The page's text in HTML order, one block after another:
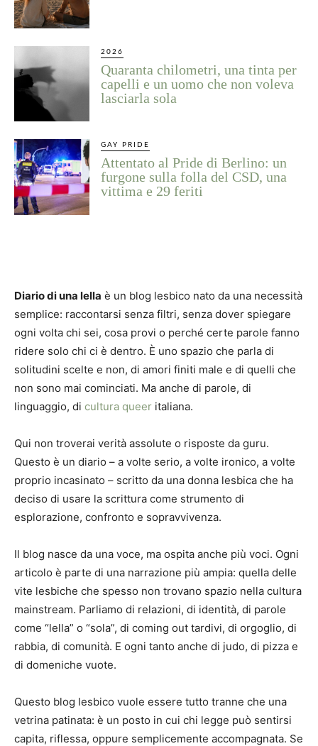
2026
Quaranta chilometri, una tinta per
capelli e un uomo che non voleva
lasciarla sola
GAY PRIDE
Attentato al Pride di Berlino: un
furgone sulla folla del CSD, una
vittima e 29 feriti
Diario di una lella è un blog lesbico nato da una necessità
semplice: raccontarsi senza filtri, senza dover spiegare
ogni volta chi sei, cosa provi o perché certe parole fanno
ridere solo chi ci è dentro. È uno spazio che parla di
solitudini scelte e non, di amori finiti male e di quelli che
non sono mai cominciati. Ma anche di parole, di
linguaggio, di cultura queer italiana.
Qui non troverai verità assolute o risposte da guru.
Questo è un diario – a volte serio, a volte ironico, a volte
proprio incasinato – scritto da una donna lesbica che ha
deciso di usare la scrittura come strumento di
esplorazione, confronto e sopravvivenza.
Il blog nasce da una voce, ma ospita anche più voci. Ogni
articolo è parte di una narrazione più ampia: quella delle
vite lesbiche che spesso non trovano spazio nella cultura
mainstream. Parliamo di relazioni, di identità, di parole
come “lella” o “sola”, di coming out tardivi, di orgoglio, di
rabbia, di comunità. E ogni tanto anche di judo, di pizza e
di domeniche vuote.
Questo blog lesbico vuole essere tutto tranne che una
vetrina patinata: è un posto in cui chi legge può sentirsi
capita, riflessa, oppure semplicemente accompagnata. Se